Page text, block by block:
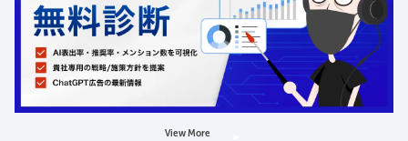
定員数：500名
金額：無料
場所：オンライン
LLMO 広告
View More